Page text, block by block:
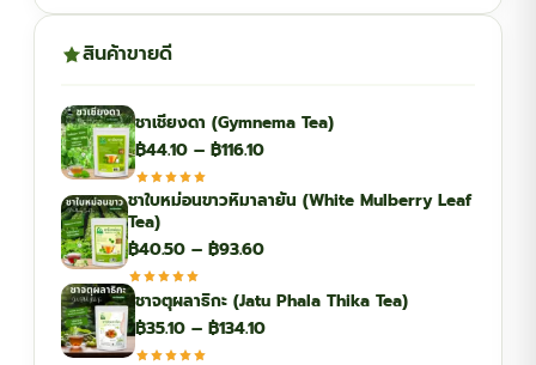
สินค้าขายดี
ชาเชียงดา (Gymnema Tea)
฿44.10 – ฿116.10Price
฿44.10
฿116.10
ชาใบหม่อนขาวหิมาลายัน (White Mulberry Leaf
Tea)
฿40.50 – ฿93.60Price
฿40.50
through
ชาจตุผลาธิกะ (Jatu Phala Thika Tea)
฿35.10 – ฿134.10Price